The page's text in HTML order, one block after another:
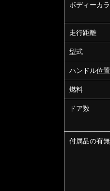
ボディーカ
走行距離
型式
ハンドル位置
燃料
ドア数
付属品の有無